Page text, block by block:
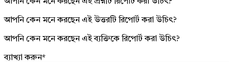
আপনি কেন মনে করছেন এই প্রশ্নটি রিপোর্ট করা উচিৎ?
আপনি কেন মনে করছেন এই উত্তরটি রিপোর্ট করা উচিৎ?
আপনি কেন মনে করছেন এই ব্যক্তিকে রিপোর্ট করা উচিৎ?
ব্যাখ্যা করুন*